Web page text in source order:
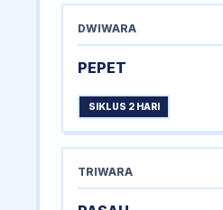
DWIWARA
PEPET
SIKLUS 2 HARI
TRIWARA